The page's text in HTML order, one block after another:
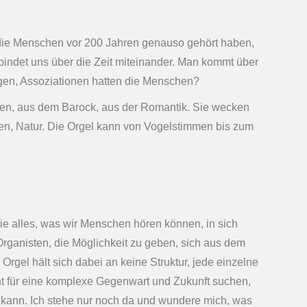
Menschen vor 200 Jahren genauso gehört haben,
uns über die Zeit miteinander. Man kommt über
Assoziationen hatten die Menschen?
aus dem Barock, aus der Romantik. Sie wecken
Natur. Die Orgel kann von Vogelstimmen bis zum
alles, was wir Menschen hören können, in sich
die Möglichkeit zu geben, sich aus dem
hält sich dabei an keine Struktur, jede einzelne
eine komplexe Gegenwart und Zukunft suchen,
Ich stehe nur noch da und wundere mich, was